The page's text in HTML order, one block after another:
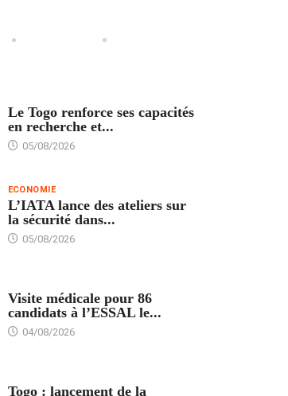
Le Togo renforce ses capacités
en recherche et...
05/08/2026
ECONOMIE
L’IATA lance des ateliers sur
la sécurité dans...
05/08/2026
Visite médicale pour 86
candidats à l’ESSAL le...
04/08/2026
Togo : lancement de la